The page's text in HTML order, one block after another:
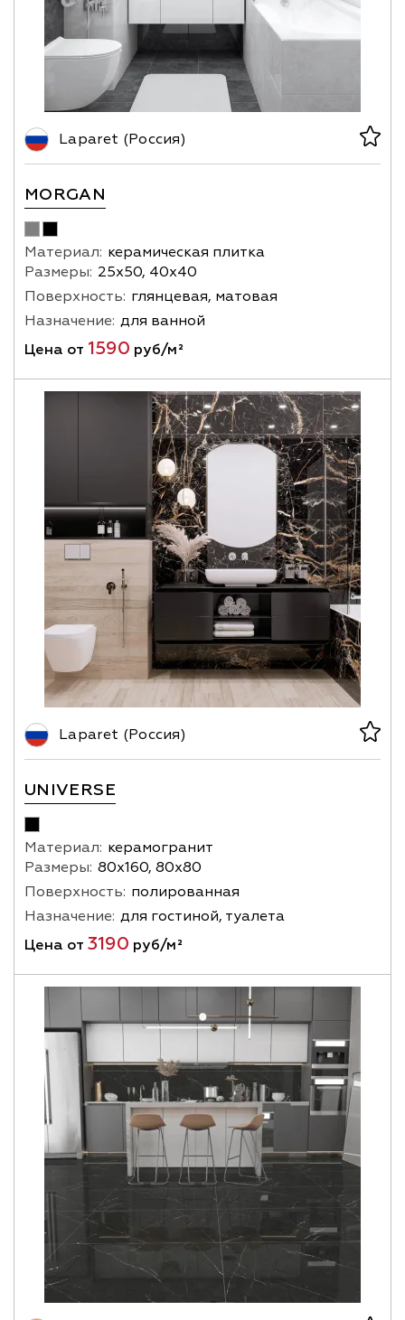
Laparet (Россия)
MORGAN
Материал: керамическая плитка
Размеры: 25х50, 40х40
Поверхность: глянцевая, матовая
Назначение: для ванной
Цена от 1590 руб/м²
Laparet (Россия)
UNIVERSE
Материал: керамогранит
Размеры: 80х160, 80х80
Поверхность: полированная
Назначение: для гостиной, туалета
Цена от 3190 руб/м²